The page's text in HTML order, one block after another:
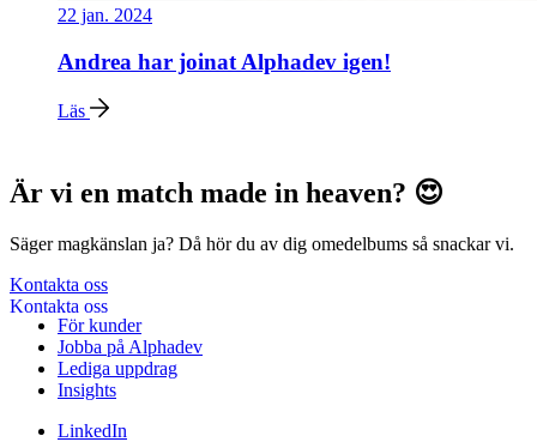
22 jan. 2024
Andrea har joinat Alphadev igen!
Läs
Är vi en match made in heaven? 😍
Säger magkänslan ja? Då hör du av dig omedelbums så snackar vi.
Kontakta oss
För kunder
Jobba på Alphadev
Lediga uppdrag
Insights
LinkedIn